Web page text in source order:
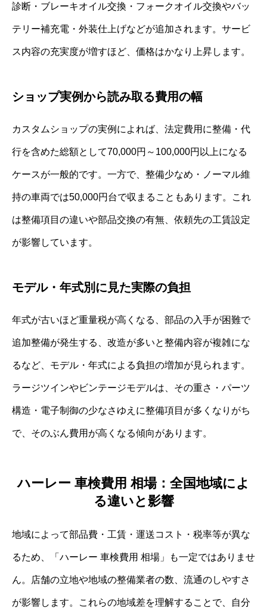
診断・ブレーキオイル交換・フォークオイル交換やバッ
テリー補充電・外装仕上げなどが追加されます。サービ
ス内容の充実度が増すほど、価格はかなり上昇します。
ショップ実例から読み取る費用の幅
カスタムショップの実例によれば、法定費用に整備・代
行を含めた総額として70,000円～100,000円以上になる
ケースが一般的です。一方で、整備少なめ・ノーマル維
持の車両では50,000円台で収まることもあります。これ
は整備項目の違いや部品交換の有無、依頼先の工賃設定
が影響しています。
モデル・年式別に見た実際の負担
年式が古いほど重量税が高くなる、部品の入手が困難で
追加整備が発生する、改造が多いと整備内容が複雑にな
るなど、モデル・年式による負担の増加が見られます。
ラージツインやビンテージモデルは、その重さ・パーツ
構造・電子制御の少なさゆえに整備項目が多くなりがち
で、そのぶん費用が高くなる傾向があります。
ハーレー 車検費用 相場：全国地域によ
る違いと影響
地域によって部品費・工賃・運送コスト・税率等が異な
るため、「ハーレー 車検費用 相場」も一定ではありませ
ん。店舗の立地や地域の整備業者の数、流通のしやすさ
が影響します。これらの地域差を理解することで、自分